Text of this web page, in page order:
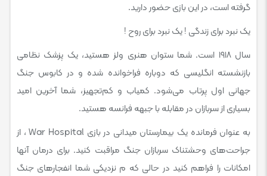
گرفته است، در این بازی حضور دارید.
یک نبرد برای زندگی ! یک نبرد برای روح !
سال ۱۹۱۸ است. شما ستوان هنری ولز هستید، یک پزشک نظامی
بازنشسته انگلیسی که دوباره فراخوانده شده و در کابوس جنگ
جهانی اول پرتاب می‌شود. کمیاب و کم‌تجهیز، شما آخرین امید
بسیاری از سربازان در مقابله با جبهه فرانسه هستید.
به عنوان فرمانده یک بیمارستان میدانی در بازی War Hospital ، از
جراحت‌های وحشتناک سربازان جنگ مراقبت کنید. برای درمان آنها
امکانات را فراهم کنید در حالی که م نزدیکی شما انفجارهای جنگ